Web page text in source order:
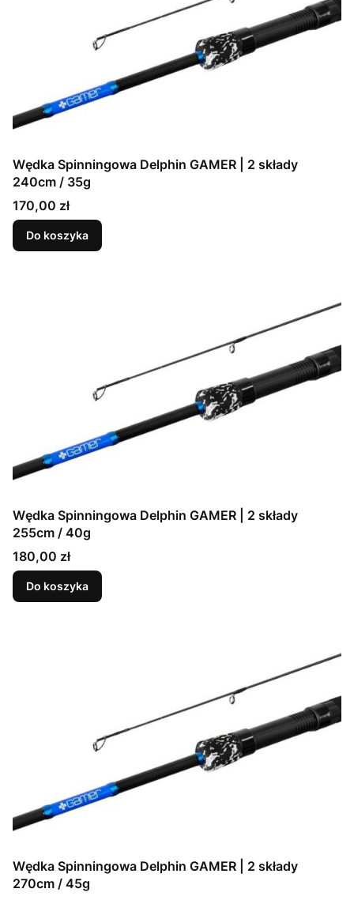
Wędka Spinningowa Delphin GAMER | 2 składy
240cm / 35g
Cena
170,00 zł
Do koszyka
Wędka Spinningowa Delphin GAMER | 2 składy
255cm / 40g
Cena
180,00 zł
Do koszyka
Wędka Spinningowa Delphin GAMER | 2 składy
270cm / 45g